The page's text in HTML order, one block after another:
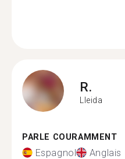
R.
Lleida
PARLE COURAMMENT
Espagnol Anglais